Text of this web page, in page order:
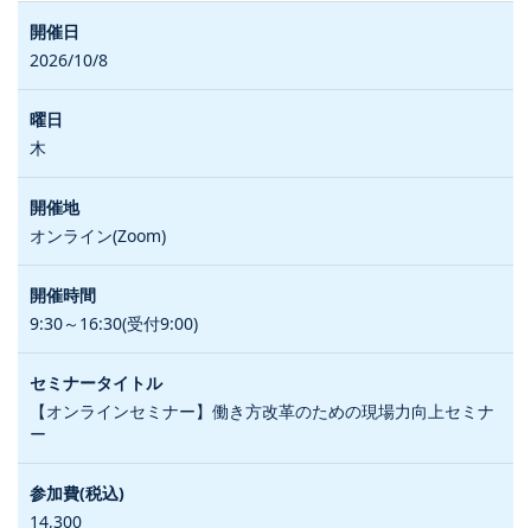
2026/10/8
木
オンライン(Zoom)
9:30～16:30(受付9:00)
【オンラインセミナー】働き方改革のための現場力向上セミナ
ー
14,300